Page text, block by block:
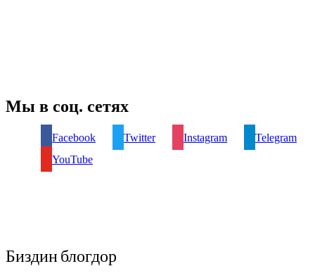
Мы в соц. сетях
Facebook Twitter Instagram
Telegram
YouTube
Биздин блогдор